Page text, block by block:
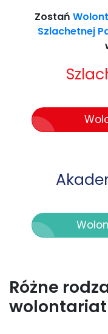
Zostań
Szlachetnej
Różne